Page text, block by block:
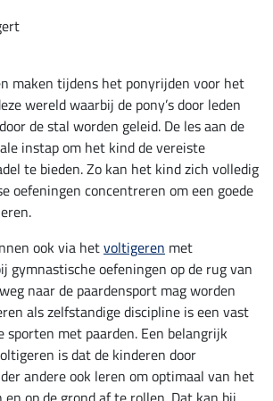
maken tijdens het ponyrijden voor het
wereld waarbij de pony’s door leden
de stal worden geleid. De les aan de
instap om het kind de vereiste
te bieden. Zo kan het kind zich volledig
oefeningen concentreren om een goede
ook via hetvoltigeren met
gymnastische oefeningen op de rug van
naar de paardensport mag worden
als zelfstandige discipline is een vast
sporten met paarden. Een belangrijk
is dat de kinderen door
andere ook leren om optimaal van het